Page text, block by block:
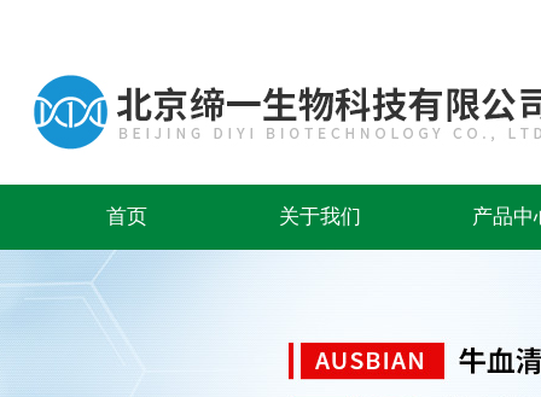
首页 关于我们 产品中